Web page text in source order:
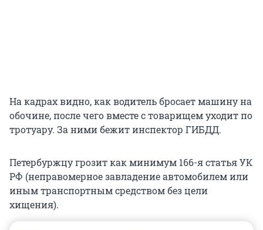
На кадрах видно, как водитель бросает машину на
обочине, после чего вместе с товарищем уходит по
тротуару. За ними бежит инспектор ГИБДД.
Петербуржцу грозит как минимум 166-я статья УК
РФ (неправомерное завладение автомобилем или
иным транспортным средством без цели
хищения).